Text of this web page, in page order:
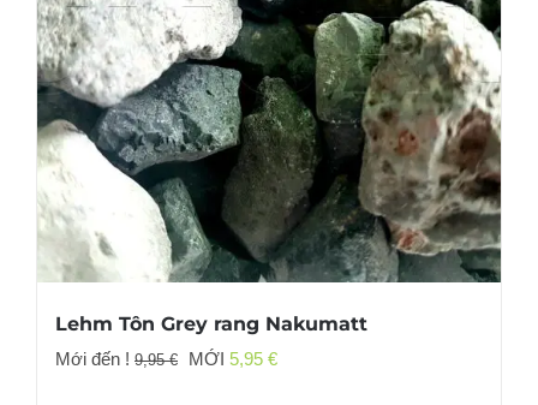
Lehm Tôn Grey rang Nakumatt
Mới đến ! 9,95€
Giá
MỚI 5,95 €Giá